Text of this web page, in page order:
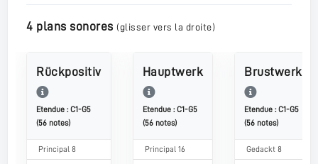
4 plans sonores (glisser vers la droite)
Rückpositiv
Etendue : C1-G5
(56 notes)
Principal 8
Hauptwerk
Etendue : C1-G5
(56 notes)
Principal 16
Brustwerk
Etendue : C1-G5
(56 notes)
Gedackt 8